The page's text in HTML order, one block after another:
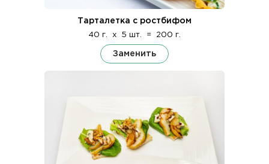
Тарталетка с ростбифом
40 г. x 5 шт. = 200 г.
Заменить